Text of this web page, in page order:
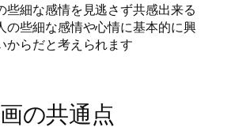
些細な感情を見逃さず共感出来る
の些細な感情や心情に基本的に興
からだと考えられます
の共通点